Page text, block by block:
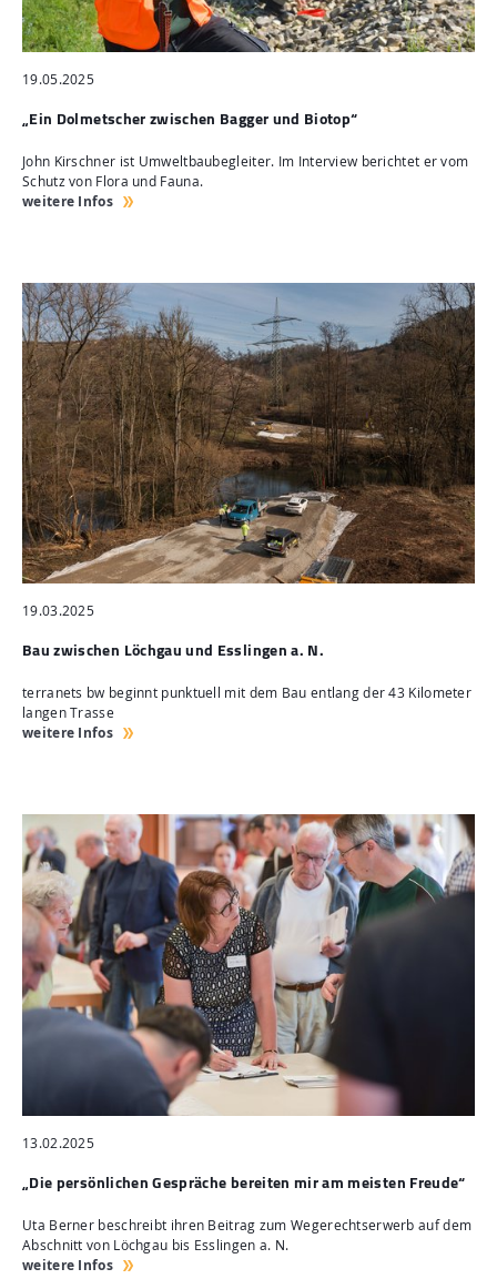
19.05.2025
„Ein Dolmetscher zwischen Bagger und Biotop“
John Kirschner ist Umweltbaubegleiter. Im Interview berichtet er vom
Schutz von Flora und Fauna.
weitere Infos
19.03.2025
Bau zwischen Löchgau und Esslingen a. N.
terranets bw beginnt punktuell mit dem Bau entlang der 43 Kilometer
langen Trasse
weitere Infos
13.02.2025
„Die persönlichen Gespräche bereiten mir am meisten Freude“
Uta Berner beschreibt ihren Beitrag zum Wegerechtserwerb auf dem
Abschnitt von Löchgau bis Esslingen a. N.
weitere Infos